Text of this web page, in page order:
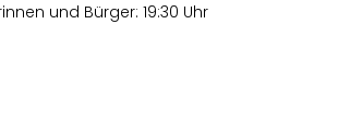
und Bürger: 19:30 Uhr